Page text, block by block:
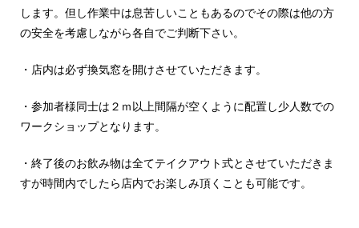
します。但し作業中は息苦しいこともあるのでその際は他の方
の安全を考慮しながら各自でご判断下さい。
・店内は必ず換気窓を開けさせていただきます。
・参加者様同士は２ｍ以上間隔が空くように配置し少人数での
ワークショップとなります。
・終了後のお飲み物は全てテイクアウト式とさせていただきま
すが時間内でしたら店内でお楽しみ頂くことも可能です。